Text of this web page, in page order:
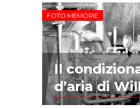
FOTO MEMORIE
Il
d’aria di